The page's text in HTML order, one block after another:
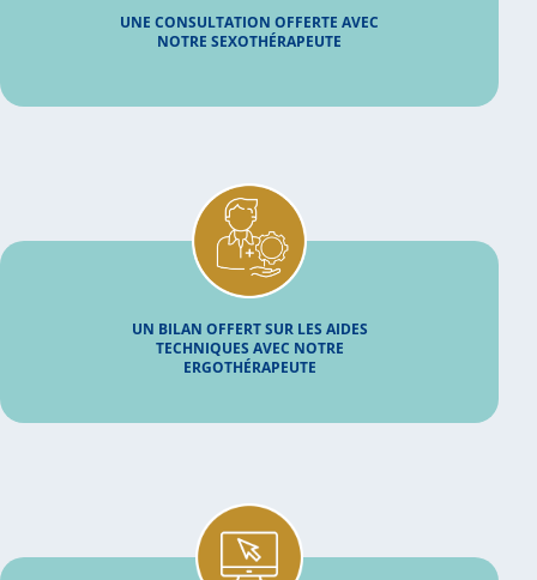
UNE CONSULTATION OFFERTE AVEC
NOTRE SEXOTHÉRAPEUTE
UN BILAN OFFERT SUR LES AIDES
TECHNIQUES AVEC NOTRE
ERGOTHÉRAPEUTE